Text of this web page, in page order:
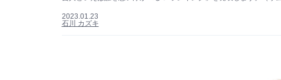
2023.01.23
石川 カズキ